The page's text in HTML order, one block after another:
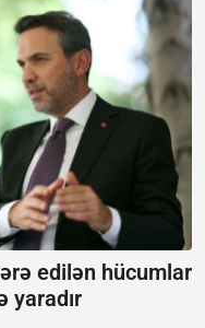
edilən hücumlar
yaradır